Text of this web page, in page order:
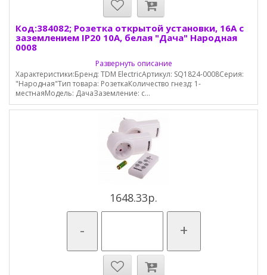
Код:384082; Розетка открытой установки, 16А с
заземлением IP20 10А, белая "Дача" Народная
0008
Развернуть описание
Характеристики:Бренд: TDM ElectricАртикул: SQ1824-0008Серия:
"Народная"Тип товара: РозеткаКоличество гнезд: 1-
местнаяМодель: ДачаЗаземление: с...
1648.33р.
- +